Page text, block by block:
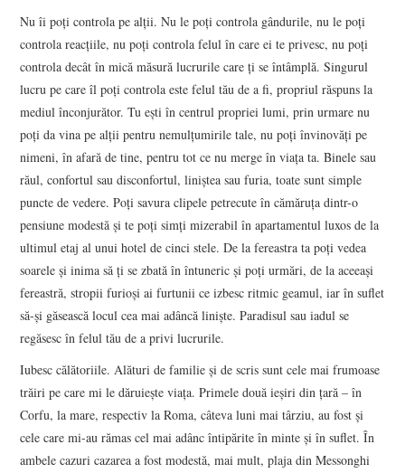
APRILIE 2018
Nu îi poţi controla pe alţii. Nu le poţi controla gândurile, nu le poţi
controla reacţiile, nu poţi controla felul în care ei te privesc, nu poţi
controla decât în mică măsură lucrurile care ţi se întâmplă. Singurul
lucru pe care îl poţi controla este felul tău de a fi, propriul răspuns la
mediul înconjurător. Tu eşti în centrul propriei lumi, prin urmare nu
poţi da vina pe alţii pentru nemulţumirile tale, nu poţi învinovăţi pe
nimeni, în afară de tine, pentru tot ce nu merge în viaţa ta. Binele sau
răul, confortul sau disconfortul, liniştea sau furia, toate sunt simple
puncte de vedere. Poţi savura clipele petrecute în cămăruţa dintr-o
pensiune modestă şi te poţi simţi mizerabil în apartamentul luxos de la
ultimul etaj al unui hotel de cinci stele. De la fereastra ta poţi vedea
soarele şi inima să ţi se zbată în întuneric şi poţi urmări, de la aceeaşi
fereastră, stropii furioşi ai furtunii ce izbesc ritmic geamul, iar în suflet
să-şi găsească locul cea mai adâncă linişte. Paradisul sau iadul se
regăsesc în felul tău de a privi lucrurile.
Iubesc călătoriile. Alături de familie şi de scris sunt cele mai frumoase
trăiri pe care mi le dăruieşte viaţa. Primele două ieşiri din ţară – în
Corfu, la mare, respectiv la Roma, câteva luni mai târziu, au fost şi
cele care mi-au rămas cel mai adânc întipărite în minte şi în suflet. În
ambele cazuri cazarea a fost modestă, mai mult, plaja din Messonghi